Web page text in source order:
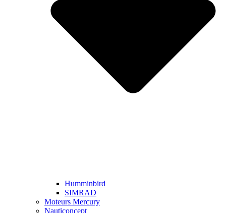
Humminbird
SIMRAD
Moteurs Mercury
Nauticoncept